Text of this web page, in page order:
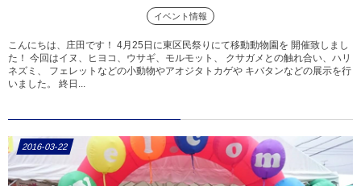
イベント情報
こんにちは、庄田です！ 4月25日に東区民祭りにて移動動物園を 開催致しまし
た！ 今回はイヌ、ヒヨコ、ウサギ、モルモット、 クサガメとの触れ合い、ハリ
ネズミ、 フェレットなどの小動物やアオジタトカゲや キバタンなどの展示を行
いました。 終日...
2016-03-22